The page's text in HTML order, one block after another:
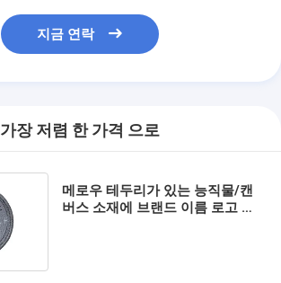
지금 연락
가장 저렴 한 가격 으로
메로우 테두리가 있는 능직물/캔
버스 소재에 브랜드 이름 로고 패